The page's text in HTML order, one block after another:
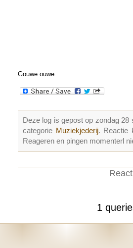
Gouwe ouwe.
Deze log is gepost op zondag
categorie Muziekjederij. Reactie
Reageren en pingen momenterl
1